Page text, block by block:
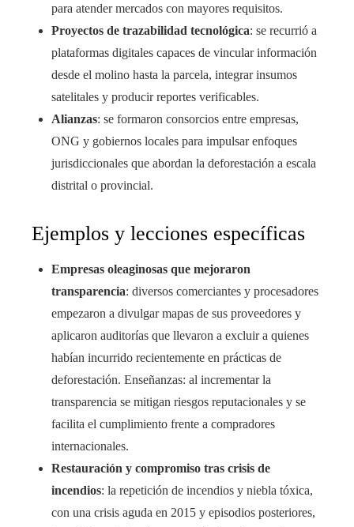
para atender mercados con mayores requisitos.
Proyectos de trazabilidad tecnológica: se recurrió a
plataformas digitales capaces de vincular información
desde el molino hasta la parcela, integrar insumos
satelitales y producir reportes verificables.
Alianzas: se formaron consorcios entre empresas,
ONG y gobiernos locales para impulsar enfoques
jurisdiccionales que abordan la deforestación a escala
distrital o provincial.
Ejemplos y lecciones específicas
Empresas oleaginosas que mejoraron
transparencia: diversos comerciantes y procesadores
empezaron a divulgar mapas de sus proveedores y
aplicaron auditorías que llevaron a excluir a quienes
habían incurrido recientemente en prácticas de
deforestación. Enseñanzas: al incrementar la
transparencia se mitigan riesgos reputacionales y se
facilita el cumplimiento frente a compradores
internacionales.
Restauración y compromiso tras crisis de
incendios: la repetición de incendios y niebla tóxica,
con una crisis aguda en 2015 y episodios posteriores,